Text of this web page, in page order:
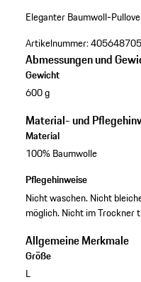
Eleganter Baumwoll-
Artikelnummer:
Abmessungen und
Gewicht
600 g
Material- und
Material
100% Baumwolle
Pflegehinweise
Nicht waschen. Nicht
möglich. Nicht im Trockner
Allgemeine Merkmale
Größe
L